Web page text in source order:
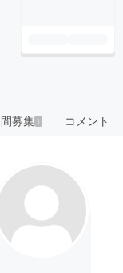
募集 1 コメント